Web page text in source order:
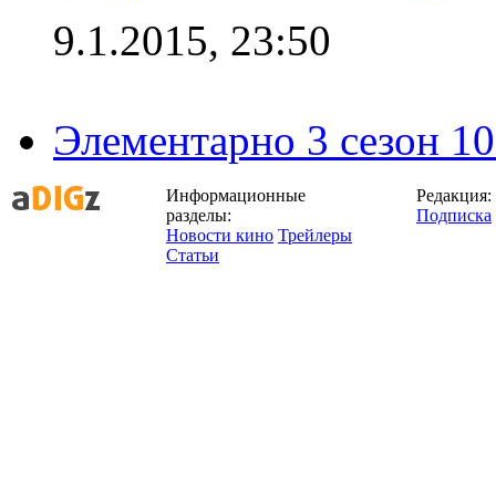
9.1.2015, 23:50
Элементарно 3 сезон
Информационные
разделы:
Новости кино Трейлеры
Статьи
Редакция:
Подписка